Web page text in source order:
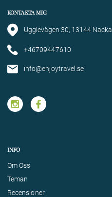
KONTAKTA MIG
Ugglevägen 30, 13144 Nacka
+46709447610
info@enjoytravel.se
INFO
Om Oss
Teman
Recensioner